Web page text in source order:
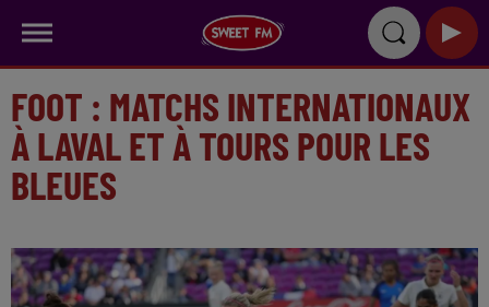
FOOT : MATCHS INTERNATIONAUX
À LAVAL ET À TOURS POUR LES
BLEUES